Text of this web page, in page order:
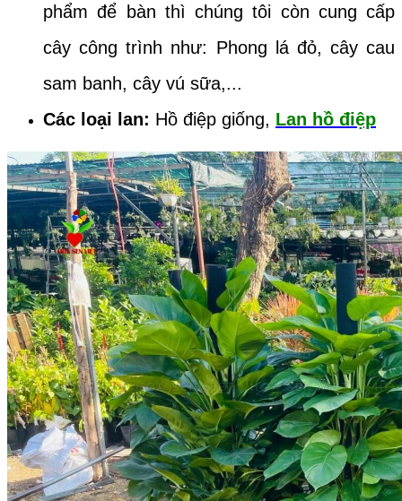
phẩm để bàn thì chúng tôi còn cung cấp
cây công trình như: Phong lá đỏ, cây cau
sam banh, cây vú sữa,...
Các loại lan: Hồ điệp giống, Lan hồ điệp